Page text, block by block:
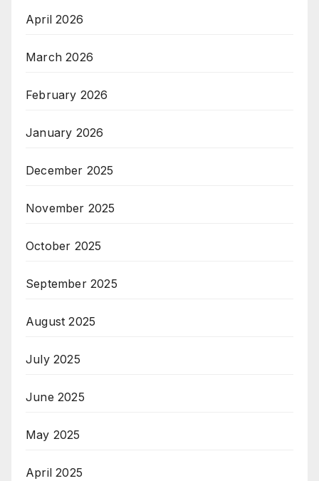
April 2026
March 2026
February 2026
January 2026
December 2025
November 2025
October 2025
September 2025
August 2025
July 2025
June 2025
May 2025
April 2025